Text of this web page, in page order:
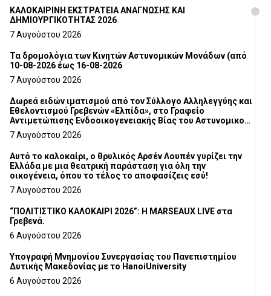
ΚΑΛΟΚΑΙΡΙΝΗ ΕΚΣΤΡΑΤΕΙΑ ΑΝΑΓΝΩΣΗΣ ΚΑΙ
ΔΗΜΙΟΥΡΓΙΚΟΤΗΤΑΣ 2026
7 Αυγούστου 2026
Τα δρομολόγια των Κινητών Αστυνομικών Μονάδων (από
10-08-2026 έως 16-08-2026
7 Αυγούστου 2026
Δωρεά ειδών ιματισμού από τον Σύλλογο Αλληλεγγύης και
Εθελοντισμού Γρεβενών «Ελπίδα», στο Γραφείο
Αντιμετώπισης Ενδοοικογενειακής Βίας του Αστυνομικού
Τμήματος Γρεβενών
7 Αυγούστου 2026
Αυτό το καλοκαίρι, ο θρυλικός Αρσέν Λουπέν γυρίζει την
Ελλάδα με μια θεατρική παράσταση για όλη την
οικογένεια, όπου το τέλος το αποφασίζεις εσύ!
7 Αυγούστου 2026
“ΠΟΛΙΤΙΣΤΙΚΟ ΚΑΛΟΚΑΙΡΙ 2026”: Η MARSEAUX LIVE στα
Γρεβενά.
6 Αυγούστου 2026
Υπογραφή Μνημονίου Συνεργασίας του Πανεπιστημίου
Δυτικής Μακεδονίας με το HanoiUniversity
6 Αυγούστου 2026